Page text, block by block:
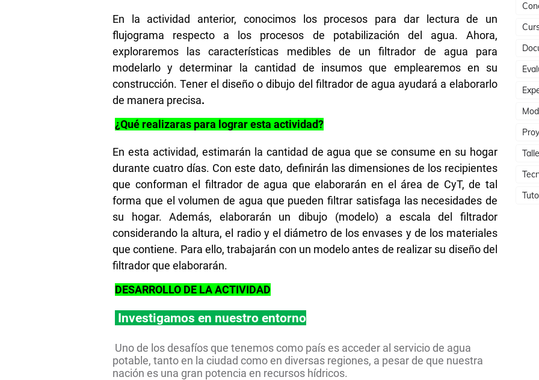
En la actividad anterior, conocimos los procesos para dar lectura de un
flujograma respecto a los procesos de potabilización del agua. Ahora,
exploraremos las características medibles de un filtrador de agua para
modelarlo y determinar la cantidad de insumos que emplearemos en su
construcción. Tener el diseño o dibujo del filtrador de agua ayudará a elaborarlo
de manera precisa.
¿Qué realizaras para lograr esta actividad?
En esta actividad, estimarán la cantidad de agua que se consume en su hogar
durante cuatro días. Con este dato, definirán las dimensiones de los recipientes
que conforman el filtrador de agua que elaborarán en el área de CyT, de tal
forma que el volumen de agua que pueden filtrar satisfaga las necesidades de
su hogar. Además, elaborarán un dibujo (modelo) a escala del filtrador
considerando la altura, el radio y el diámetro de los envases y de los materiales
que contiene. Para ello, trabajarán con un modelo antes de realizar su diseño del
filtrador que elaborarán.
DESARROLLO DE LA ACTIVIDAD
Investigamos en nuestro entorno
Uno de los desafíos que tenemos como país es acceder al servicio de agua
potable, tanto en la ciudad como en diversas regiones, a pesar de que nuestra
nación es una gran potencia en recursos hídricos.